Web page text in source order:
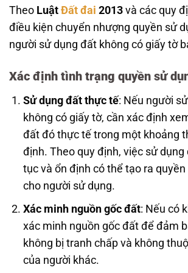
Theo Luật Đất đai 2013 và các quy
điều kiện chuyển nhượng quyền sử
người sử dụng đất không có giấy tờ
Xác định tình trạng quyền sử
Sử dụng đất thực tế: Nếu người
không có giấy tờ, cần xác định
đất đó thực tế trong một khoảng
định. Theo quy định, việc sử dụng
tục và ổn định có thể tạo ra
cho người sử dụng.
Xác minh nguồn gốc đất: Nếu có
xác minh nguồn gốc đất để đảm
không bị tranh chấp và không
của người khác.